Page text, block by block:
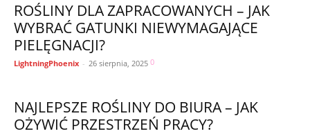
ROŚLINY DLA ZAPRACOWANYCH – JAK
WYBRAĆ GATUNKI NIEWYMAGAJĄCE
PIELĘGNACJI?
LightningPhoenix - 26 sierpnia, 2025 0
NAJLEPSZE ROŚLINY DO BIURA – JAK
OŻYWIĆ PRZESTRZEŃ PRACY?